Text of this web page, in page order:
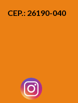
CEP.: 26190-040